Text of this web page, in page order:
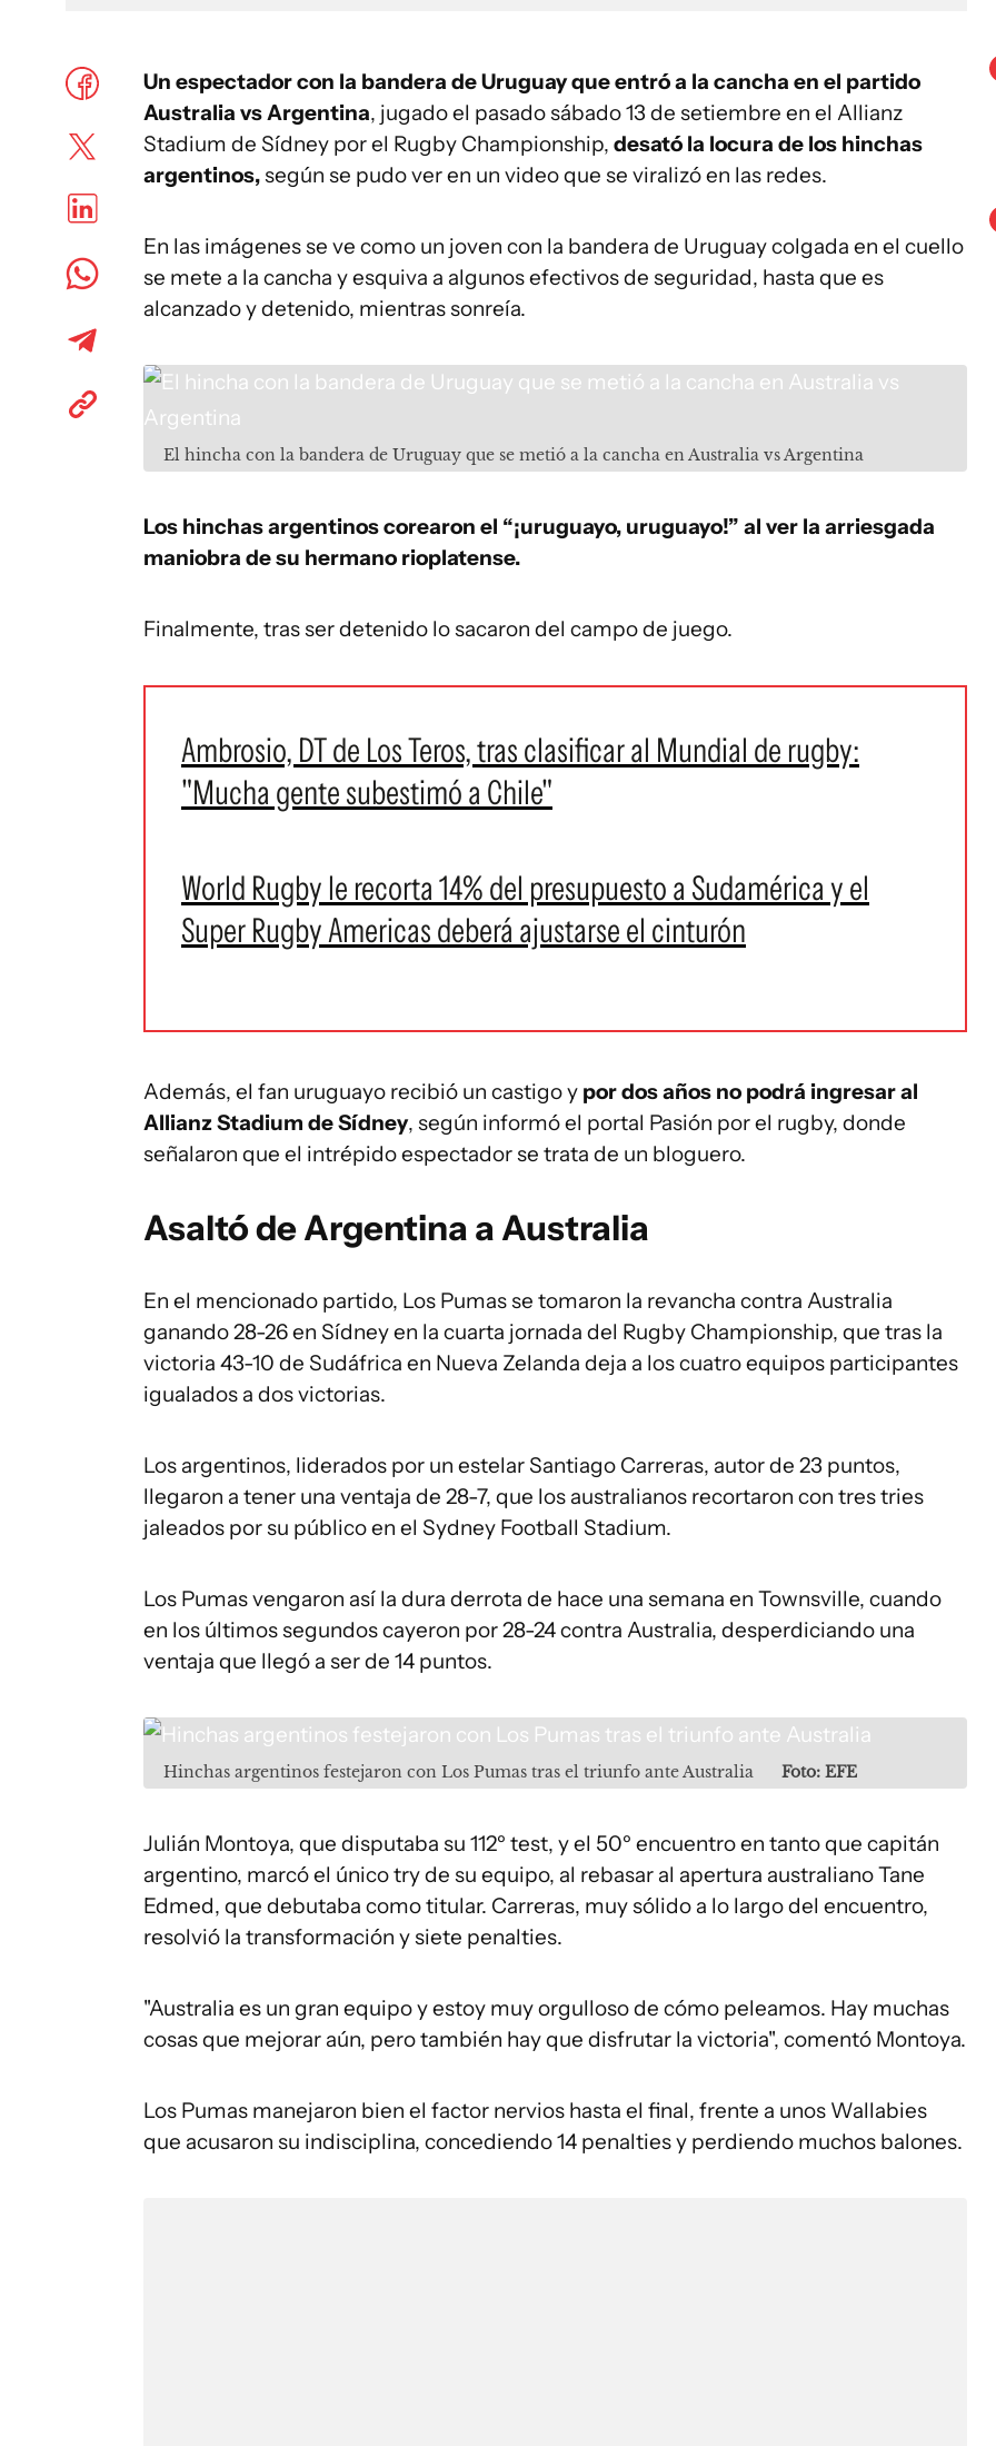
Un espectador con la bandera de Uruguay que entró a la cancha en el partido
Australia vs Argentina, jugado el pasado sábado 13 de setiembre en el Allianz
Stadium de Sídney por el Rugby Championship, desató la locura de los hinchas
argentinos,según se pudo ver en un video que se viralizó en las redes.
En las imágenes se ve como un joven con la bandera de Uruguay colgada en el cuello
se mete a la cancha y esquiva a algunos efectivos de seguridad, hasta que es
alcanzado y detenido, mientras sonreía.
El hincha con la bandera de Uruguay que se metió a la cancha en Australia vs Argentina
Los hinchas argentinos corearon el “¡uruguayo, uruguayo!” al ver la arriesgada
maniobra de su hermano rioplatense.
Finalmente, tras ser detenido lo sacaron del campo de juego.
Ambrosio, DT de Los Teros, tras clasificar al Mundial de rugby:
"Mucha gente subestimó a Chile"
World Rugby le recorta 14% del presupuesto a Sudamérica y el
Super Rugby Americas deberá ajustarse el cinturón
Además, el fan uruguayo recibió un castigo y por dos años no podrá ingresar al
Allianz Stadium de Sídney, según informó el portal Pasión por el rugby, donde
señalaron que el intrépido espectador se trata de un bloguero.
Asaltó de Argentina a Australia
En el mencionado partido, Los Pumas se tomaron la revancha contra Australia
ganando 28-26 en Sídney en la cuarta jornada del Rugby Championship, que tras la
victoria 43-10 de Sudáfrica en Nueva Zelanda deja a los cuatro equipos participantes
igualados a dos victorias.
Los argentinos, liderados por un estelar Santiago Carreras, autor de 23 puntos,
llegaron a tener una ventaja de 28-7, que los australianos recortaron con tres tries
jaleados por su público en el Sydney Football Stadium.
Los Pumas vengaron así la dura derrota de hace una semana en Townsville, cuando
en los últimos segundos cayeron por 28-24 contra Australia, desperdiciando una
ventaja que llegó a ser de 14 puntos.
Hinchas argentinos festejaron con Los Pumas tras el triunfo ante Australia Foto: EFE
Julián Montoya, que disputaba su 112º test, y el 50º encuentro en tanto que capitán
argentino, marcó el único try de su equipo, al rebasar al apertura australiano Tane
Edmed, que debutaba como titular. Carreras, muy sólido a lo largo del encuentro,
resolvió la transformación y siete penalties.
"Australia es un gran equipo y estoy muy orgulloso de cómo peleamos. Hay muchas
cosas que mejorar aún, pero también hay que disfrutar la victoria", comentó Montoya.
Los Pumas manejaron bien el factor nervios hasta el final, frente a unos Wallabies
que acusaron su indisciplina, concediendo 14 penalties y perdiendo muchos balones.